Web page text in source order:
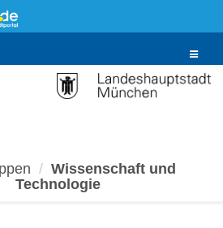
Toggle
Wissenschaft und
Technologie